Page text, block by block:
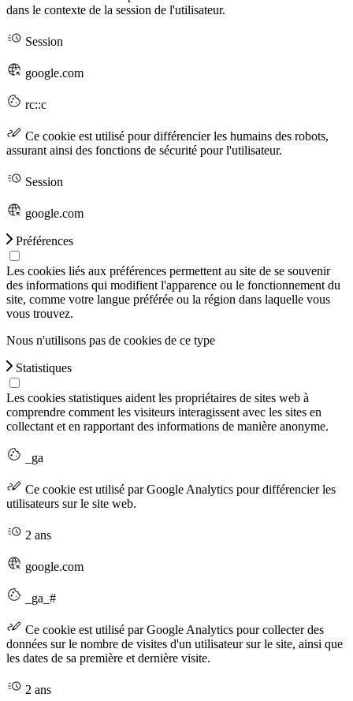
dans le contexte de la session de l'utilisateur.
Session
google.com
rc::c
Ce cookie est utilisé pour différencier les humains des robots,
assurant ainsi des fonctions de sécurité pour l'utilisateur.
Session
google.com
Préférences
Les cookies liés aux préférences permettent au site de se souvenir
des informations qui modifient l'apparence ou le fonctionnement du
site, comme votre langue préférée ou la région dans laquelle vous
vous trouvez.
Nous n'utilisons pas de cookies de ce type
Statistiques
Les cookies statistiques aident les propriétaires de sites web à
comprendre comment les visiteurs interagissent avec les sites en
collectant et en rapportant des informations de manière anonyme.
_ga
Ce cookie est utilisé par Google Analytics pour différencier les
utilisateurs sur le site web.
2 ans
google.com
_ga_#
Ce cookie est utilisé par Google Analytics pour collecter des
données sur le nombre de visites d'un utilisateur sur le site, ainsi que
les dates de sa première et dernière visite.
2 ans